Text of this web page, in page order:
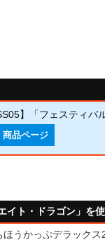
】「フェスティバ
商品ページ
イト・ドラゴン」を
ほうかっぷデラック